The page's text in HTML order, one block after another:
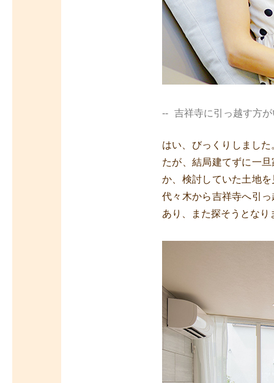
吉祥寺に引っ越す方
はい、びっくりしまし
たが、結局建てずに一
か、検討していた土地
代々木から吉祥寺へ引
あり、また探そうとなり